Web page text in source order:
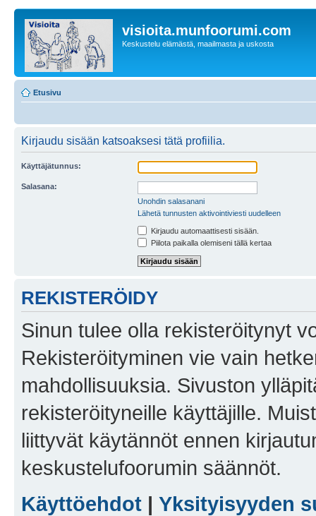
visioita.munfoorumi.com
Keskustelu elämästä, maailmasta ja uskosta
Etusivu
Kirjaudu sisään katsoaksesi tätä profiilia.
Käyttäjätunnus:
Salasana:
Unohdin salasanani
Lähetä tunnusten aktivointiviesti uudelleen
Kirjaudu automaattisesti sisään.
Piilota paikalla olemiseni tällä kertaa
REKISTERÖIDY
Sinun tulee olla rekisteröitynyt
Rekisteröityminen vie vain
mahdollisuuksia. Sivuston
rekisteröityneille käyttäjille.
liittyvät käytännöt ennen
keskustelufoorumin säännöt.
Käyttöehdot | Yksityisyyden